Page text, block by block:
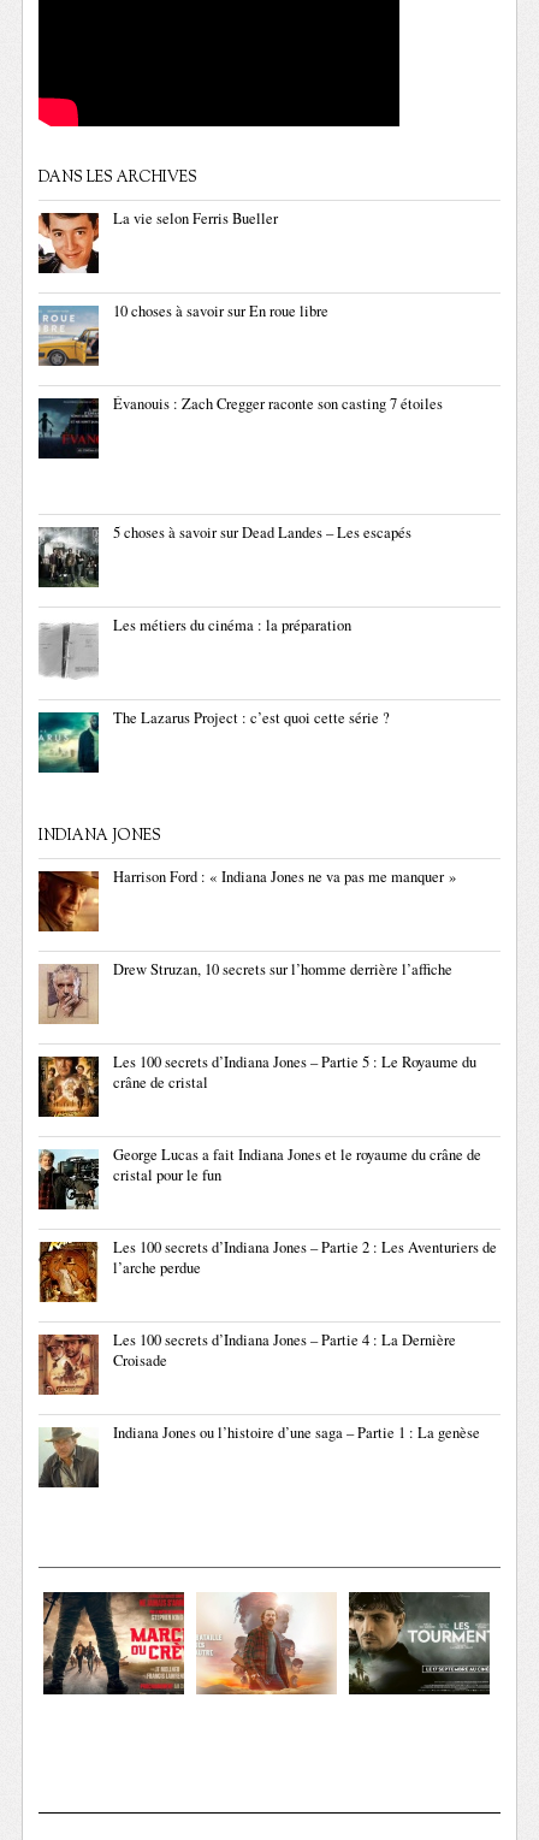
DANS LES ARCHIVES
La vie selon Ferris Bueller
10 choses à savoir sur En roue libre
Évanouis : Zach Cregger raconte son casting 7 étoiles
5 choses à savoir sur Dead Landes – Les escapés
Les métiers du cinéma : la préparation
The Lazarus Project : c’est quoi cette série ?
INDIANA JONES
Harrison Ford : « Indiana Jones ne va pas me manquer »
Drew Struzan, 10 secrets sur l’homme derrière l’affiche
Les 100 secrets d’Indiana Jones – Partie 5 : Le Royaume du
crâne de cristal
George Lucas a fait Indiana Jones et le royaume du crâne de
cristal pour le fun
Les 100 secrets d’Indiana Jones – Partie 2 : Les Aventuriers de
l’arche perdue
Les 100 secrets d’Indiana Jones – Partie 4 : La Dernière
Croisade
Indiana Jones ou l’histoire d’une saga – Partie 1 : La genèse